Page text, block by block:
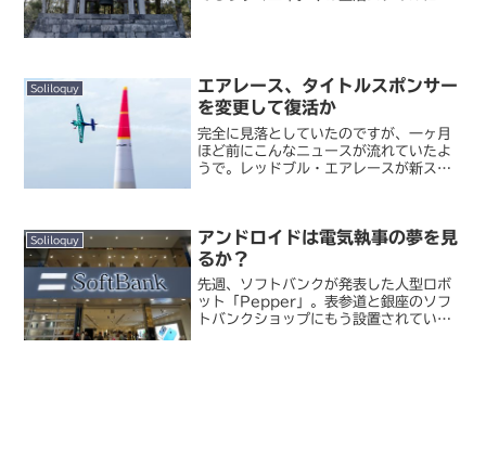
Soliloquy
エアレース、タイトルスポンサー
を変更して復活か
完全に見落としていたのですが、一ヶ月
ほど前にこんなニュースが流れていたよ
うで。レッドブル・エアレースが新スポ
れていたレッド...
Soliloquy
アンドロイドは電気執事の夢を見
るか？
先週、ソフトバンクが発表した人型ロボ
ット「Pepper」。表参道と銀座のソフ
トバンクショップにもう設置されている